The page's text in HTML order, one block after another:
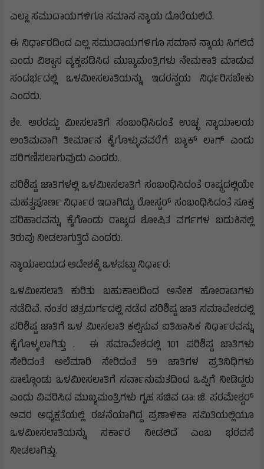
ಎಲ್ಲಾ ಸಮುದಾಯಗಳಿಗೂ ಸಮಾನ ನ್ಯಾಯ ದೊರೆಯಲಿದೆ.
ಈ ನಿರ್ಧಾರದಿಂದ ಎಲ್ಲ ಸಮುದಾಯಗಳಿಗೂ ಸಮಾನ ನ್ಯಾಯ ಸಿಗಲಿದೆ
ಎಂದು ವಿಶ್ವಾಸ ವ್ಯಕ್ತಪಡಿಸಿದ ಮುಖ್ಯಮಂತ್ರಿಗಳು ನೇಮಕಾತಿ ಮಾಡುವ
ಸಂದರ್ಭದಲ್ಲಿ ಒಳಮೀಸಲಾತಿಯನ್ನು ಇದರನ್ವಯ ನಿರ್ಧರಿಸಬೇಕು
ಎಂದರು.
ಶೇ. ಆರರಷ್ಟು ಮೀಸಲಾತಿಗೆ ಸಂಬಂಧಿಸಿದಂತೆ ಉಚ್ಛ ನ್ಯಾಯಾಲಯ
ಅಂತಿಮವಾಗಿ ತೀರ್ಮಾನ ಕೈಗೊಳ್ಳುವವರೆಗೆ ಬ್ಯಾಕ್ ಲಾಗ್ ಎಂದು
ಪರಿಗಣಿಸಲಾಗುವುದು ಎಂದರು.
ಪರಿಶಿಷ್ಟ ಜಾತಿಗಳಲ್ಲಿ ಒಳಮೀಸಲಾತಿಗೆ ಸಂಬಂಧಿಸಿದಂತೆ ರಾಷ್ಟ್ರದಲ್ಲಿಯೇ
ಮಹತ್ವಪೂರ್ಣ ನಿರ್ಧಾರ ಇದಾಗಿದ್ದು, ರೋಸ್ಟರ್ ಸಂಬಂಧಿಸಿದಂತೆ ಸೂಕ್ತ
ಪರಿಹಾರವನ್ನು ಕೈಗೊಂಡು ರಾಜ್ಯದ ಶೋಷಿತ ವರ್ಗಗಳ ಬದುಕಿನಲ್ಲಿ
ತಿರುವು ನೀಡಲಾಗುತ್ತಿದೆ ಎಂದರು.
ನ್ಯಾಯಾಲಯದ ಆದೇಶಕ್ಕೆ ಒಳಪಟ್ಟು ನಿರ್ಧಾರ:
ಒಳಮೀಸಲಾತಿ ಕುರಿತು ಬಹುಕಾಲದಿಂದ ಅನೇಕ ಹೋರಾಟಗಳು
ನಡೆದಿವೆ. ನಂತರ ಚಿತ್ರದುರ್ಗದಲ್ಲಿ ನಡೆದ ಪರಿಶಿಷ್ಟ ಜಾತಿ ಸಮಾವೇಶದಲ್ಲಿ
ಪರಿಶಿಷ್ಟ ಜಾತಿಗೆ ಒಳ ಮೀಸಲಾತಿ ಕಲ್ಪಿಸುವ ಐತಿಹಾಸಿಕ ನಿರ್ಧಾರವನ್ನು
ಕೈಗೊಳ್ಳಲಾಗಿತ್ತು . ‌ ಈ ಸಮಾವೇಶದಲ್ಲಿ 101 ಪರಿಶಿಷ್ಟ ಜಾತಿಗಳು
ಸೇರಿದಂತೆ ಅಲೆಮಾರಿ ಸೇರಿದಂತೆ 59 ಜಾತಿಗಳ ಪ್ರತಿನಿಧಿಗಳು
ಪಾಲ್ಗೊಂಡು ಒಳಮೀಸಲಾತಿಗೆ ಸರ್ವಾನುಮತದಿಂದ ಒಪ್ಪಿಗೆ ನೀಡಿದ್ದರು
ಎಂದು ವಿವರಿಸಿದ ಮುಖ್ಯಮಂತ್ರಿಗಳು ಗೃಹ ಸಚಿವ ಡಾ: ಜಿ. ಪರಮೇಶ್ವರ್
ಅವರ ಅಧ್ಯಕ್ಷತೆಯಲ್ಲಿ ರಚನೆಯಾಗಿದ್ದ ಪ್ರಣಾಳಿಕಾ ಸಮಿತಿಯಲ್ಲಿಯೂ
ಒಳಮೀಸಲಾತಿಯನ್ನು ಸರ್ಕಾರ ನೀಡಲಿದೆ ಎಂಬ ಭರವಸೆ
ನೀಡಲಾಗಿತ್ತು.